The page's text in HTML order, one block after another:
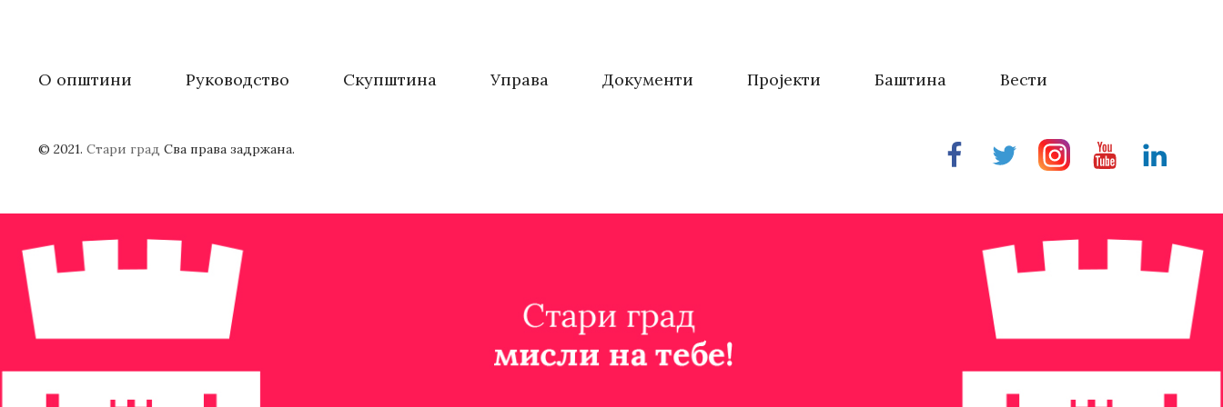
О општини Руководство Скупштина Управа Документи Пројекти Баштина Вести
FacebookTwitterInstragramYoutubeLinkedin
© 2021. Стари град Сва права задржана.